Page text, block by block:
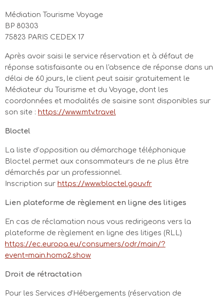
Médiation Tourisme Voyage
BP 80303
75823 PARIS CEDEX 17
Après avoir saisi le service réservation et à défaut de
réponse satisfaisante ou en l'absence de réponse dans un
délai de 60 jours, le client peut saisir gratuitement le
Médiateur du Tourisme et du Voyage, dont les
coordonnées et modalités de saisine sont disponibles sur
son site : https://www.mtv.travel
Bloctel
La liste d’opposition au démarchage téléphonique
Bloctel permet aux consommateurs de ne plus être
démarchés par un professionnel.
Inscription sur https://www.bloctel.gouv.fr
Lien plateforme de règlement en ligne des litiges
En cas de réclamation nous vous redirigeons vers la
plateforme de règlement en ligne des litiges (RLL)
https://ec.europa.eu/consumers/odr/main/?
event=main.homa2.show
Droit de rétractation
Pour les Services d'Hébergements (réservation de